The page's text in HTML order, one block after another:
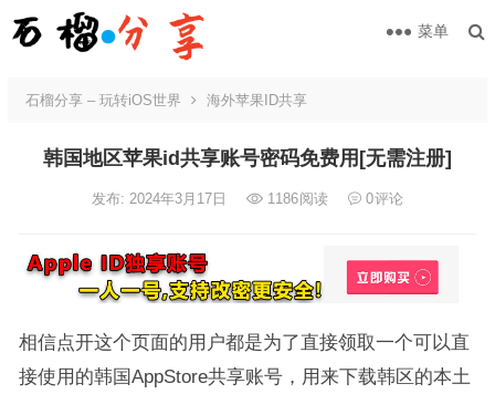
菜单
石榴分享 – 玩转iOS世界 海外苹果ID共享
韩国地区苹果id共享账号密码免费用[无需注册]
发布: 2024年3月17日 1186阅读 0评论
相信点开这个页面的用户都是为了直接领取一个可以直
接使用的韩国AppStore共享账号，用来下载韩区的本土